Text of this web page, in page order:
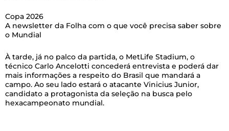
Copa 2026
A newsletter da Folha com o que você precisa saber sobre
o Mundial
À tarde, já no palco da partida, o MetLife Stadium, o
técnico Carlo Ancelotti concederá entrevista e poderá dar
mais informações a respeito do Brasil que mandará a
campo. Ao seu lado estará o atacante Vinicius Junior,
candidato a protagonista da seleção na busca pelo
hexacampeonato mundial.